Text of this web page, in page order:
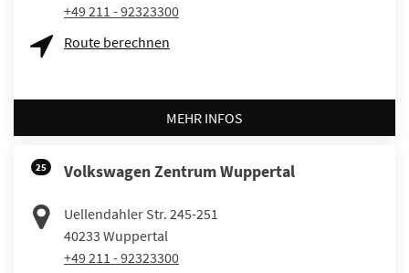
+49 211 - 92323300
Route berechnen
MEHR INFOS
25 Volkswagen Zentrum Wuppertal
Uellendahler Str. 245-251
40233 Wuppertal
+49 211 - 92323300